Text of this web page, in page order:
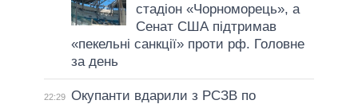
стадіон «Чорноморець», а
Сенат США підтримав
«пекельні санкції» проти рф. Головне
за день
22:29 Окупанти вдарили з РСЗВ по